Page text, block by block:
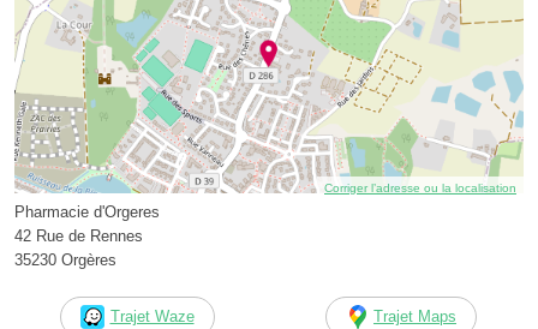
Corriger l’adresse ou la localisation
Pharmacie d'Orgeres
42 Rue de Rennes
35230 Orgères
Trajet Waze Trajet Maps